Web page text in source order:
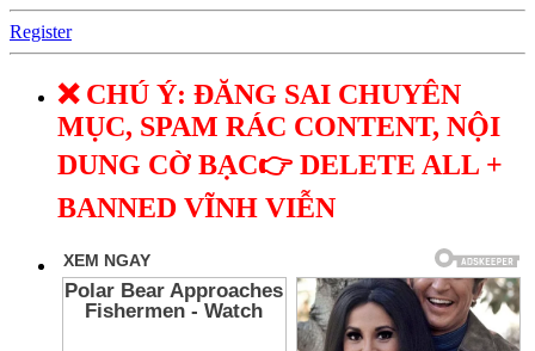
Register
❌ CHÚ Ý: ĐĂNG SAI CHUYÊN
MỤC, SPAM RÁC CONTENT, NỘI
DUNG CỜ BẠC👉 DELETE ALL +
BANNED VĨNH VIỄN